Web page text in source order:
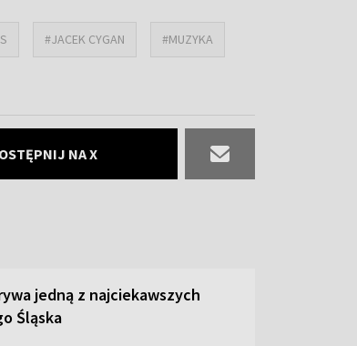
#JACEK CYGAN #MUZYKA
NA X
jedną z najciekawszych
Śląska